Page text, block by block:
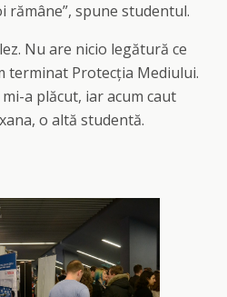
rămâne”, spune studentul.
Nu are nicio legătură ce
terminat Protecția Mediului.
a plăcut, iar acum caut
o altă studentă.